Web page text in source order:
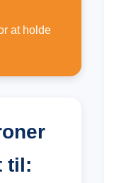
at holde
til: